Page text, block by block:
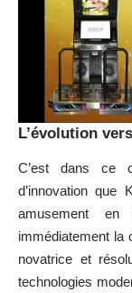
L’évolution
C’est dans ce
d’innovation que
amusement
immédiatement la
novatrice et
technologies